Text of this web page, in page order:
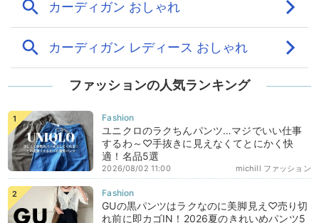
ファッションの人気ランキング
ユニクロのラクちんパンツ…マジでいい仕事
するわ～♡手抜きに見えなくてとにかく快
適！名品5選
michill ファッション
2026/08/02 11:00
GUの黒パンツはラクなのに美脚見え♡売り切
れ前に即カゴIN！2026夏のきれいめパンツ5